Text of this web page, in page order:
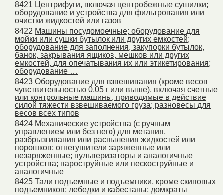
8421 Центрифуги, включая центробежные сушилки;
оборудование и устройства для фильтрования или
очистки жидкостей или газов
8422 Машины посудомоечные; оборудование для
мойки или сушки бутылок или других емкостей;
оборудование для заполнения, закупорки бутылок,
банок, закрывания ящиков, мешков или других
емкостей, для опечатывания их или этикетирования;
оборудование …
8423 Оборудование для взвешивания (кроме весов
чувствительностью 0,05 г или выше), включая счетные
или контрольные машины, приводимые в действие
силой тяжести взвешиваемого груза; разновесы для
весов всех типов
8424 Механические устройства (с ручным
управлением или без него) для метания,
разбрызгивания или распыления жидкостей или
порошков; огнетушители заряженные или
незаряженные; пульверизаторы и аналогичные
устройства; пароструйные или пескоструйные и
аналогичные
8425 Тали подъемные и подъемники, кроме скиповых
подъемников; лебедки и кабестаны; домкраты